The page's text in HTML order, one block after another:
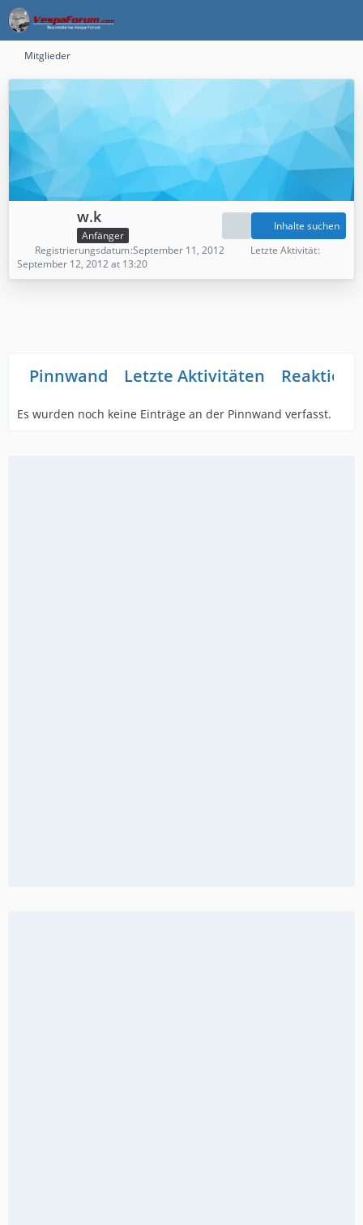
Mitglieder
w.k
Anfänger
Inhalte suchen
Registrierungsdatum September 11, 2012
Letzte Aktivität
September 12, 2012 at 13:20
Pinnwand Letzte Aktivitäten
Es wurden noch keine Einträge an der Pinnwand verfasst.